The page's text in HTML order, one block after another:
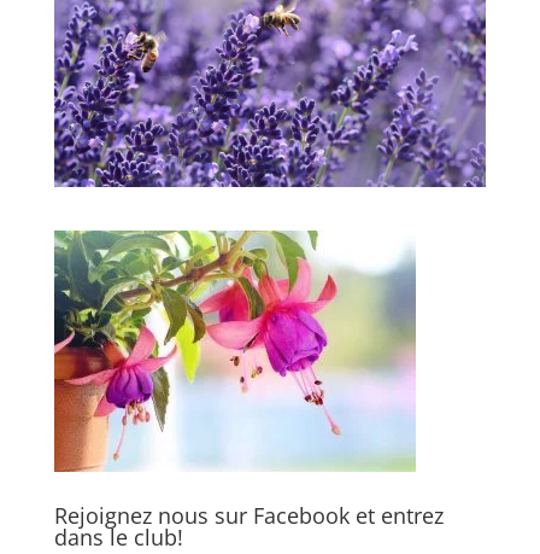
Rejoignez nous sur Facebook et entrez
dans le club!